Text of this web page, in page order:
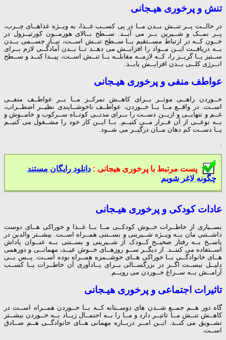
تنش و پرخوری هیـجانی
در حالــت پــر تنــش بــدن مــا در پی کســب غــذا، به ویــژه غذاهــای چــرب،
پــر نمــک و شــیرین بــر می آیــد. ســطح بــالای هورمــون کورتیــزول در
خــون کــه در ارتباط مســتقیم بــا ســطح تنــش اســت، نیــاز جســمی بــدن
بــه دریافــت ایــن مــواد را افزایــش می دهــد تــا بــدن آمادگــی لازم بــرای
ســتیز یــا گریــز را، کــه لازمــه مقابلــه بــا تنــش اســت، پیــدا کنــد و ســطح
انــرژی کلــی بــدن افزایــش یابــد.
عواطف منفی و پرخوری هیـجانی
خــوردن راهــی موثــر بــرای کاهــش تمرکــز مــا بــر عواطــف منفــی
اســت. در واقــع مــا بــا خــوردن، عواطــف ناخوشــایندی نظیــر اضطــراب،
غــم و تنهایــی و ازیــن دســت را بــرای مدتــی کوتــاه ســرکوب و خامــوش و
بــه نوعــی از آن فــرار مــی کنیــم. بــا ایــن کار خود را مشــغول می کنیــم
یــا دســت کم دهان مــان درگیــر می شــود.
.
پست مرتبط با پرخوری هیجانی :دانلود رایگان مستند
چگونه لاغر شویم
عادات کودکی و پرخوری هیـجانی
بســیاری از خاطــرات خــوش کودکــی مــا بــا غــذا و خوراکی هــای دوست
داشــتنی مان بــه ویــژه شــیرینی و بســتنی همــراه اســت. بیشــتر والدین در
پاســخ بــه رفتار صحیــح کــودک از شــیرینی و بســتنی بــه عنــوان پاداش
اســتفاده می کننــد. از دیگــر ســو روزهــای خــوش عیــد، مهمانــی و دورهمی
هــای خانوادگــی بــا خوراکی هــای خوشــمزه همــراه بوده اســت. پــس بــی
دلیــل نیســت اگــر در بزرگســالی بــرای یــادآوری آن خاطــرات یــا کســب
آرامــش بــه ســراغ خــوردن می رویــم.
تاثیرات اجتماعی و پرخوری هیـجانی
گاه دور هــم جمــع شــدن های دوســتانه کــه بــا خــوردن همــراه اســت در
کاهــش تنــش مــا تاثیــر دارد و مــا را بــه احتمــال زیــاد بــه خــوردن بیشــتر
تشــویق می کنــد. ایــن امــر دربــاره مهمانی هــای خانوادگــی هــم صــادق
اســت.